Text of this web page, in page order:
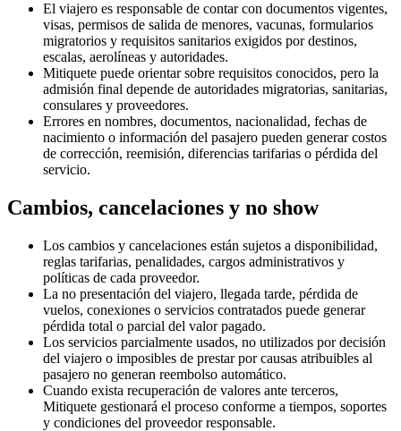
El viajero es responsable de contar con documentos vigentes,
visas, permisos de salida de menores, vacunas, formularios
migratorios y requisitos sanitarios exigidos por destinos,
escalas, aerolíneas y autoridades.
Mitiquete puede orientar sobre requisitos conocidos, pero la
admisión final depende de autoridades migratorias, sanitarias,
consulares y proveedores.
Errores en nombres, documentos, nacionalidad, fechas de
nacimiento o información del pasajero pueden generar costos
de corrección, reemisión, diferencias tarifarias o pérdida del
servicio.
Cambios, cancelaciones y no show
Los cambios y cancelaciones están sujetos a disponibilidad,
reglas tarifarias, penalidades, cargos administrativos y
políticas de cada proveedor.
La no presentación del viajero, llegada tarde, pérdida de
vuelos, conexiones o servicios contratados puede generar
pérdida total o parcial del valor pagado.
Los servicios parcialmente usados, no utilizados por decisión
del viajero o imposibles de prestar por causas atribuibles al
pasajero no generan reembolso automático.
Cuando exista recuperación de valores ante terceros,
Mitiquete gestionará el proceso conforme a tiempos, soportes
y condiciones del proveedor responsable.